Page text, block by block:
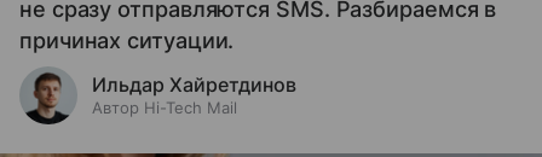
не сразу отправляются SMS. Разбираемся в
причинах ситуации.
Ильдар Хайретдинов
Автор Hi-Tech Mail